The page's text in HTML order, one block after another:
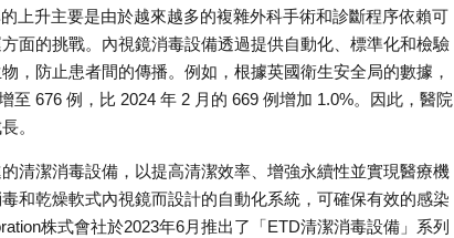
上升主要是由於越來越多的複雜外科手術和診斷程序依賴可
面的挑戰。內視鏡消毒設備透過提供自動化、標準化和檢驗
，防止患者間的傳播。例如，根據英國衛生安全局的數據，
676 例，比 2024 年 2 月的 669 例增加 1.0%。因此，醫院
。
清潔消毒設備，以提高清潔效率、增強永續性並實現醫療機
和乾燥軟式內視鏡而設計的自動化系統，可確保有效的感染
株式會社於2023年6月推出了「ETD清潔消毒設備」系列